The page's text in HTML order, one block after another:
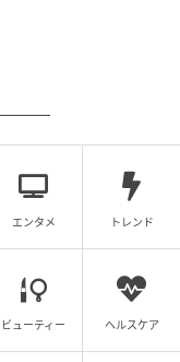
から離婚を告げ
だった、考え直
母に関する諸々
エンタメ トレンド
ビューティー ヘルスケア